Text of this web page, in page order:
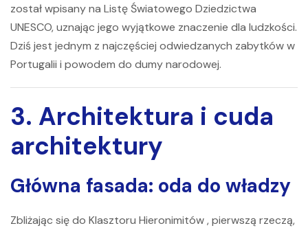
został wpisany na Listę Światowego Dziedzictwa
UNESCO, uznając jego wyjątkowe znaczenie dla ludzkości.
Dziś jest jednym z najczęściej odwiedzanych zabytków w
Portugalii i powodem do dumy narodowej.
3. Architektura i cuda
architektury
Główna fasada: oda do władzy
Zbliżając się do Klasztoru Hieronimitów, pierwszą rzeczą,